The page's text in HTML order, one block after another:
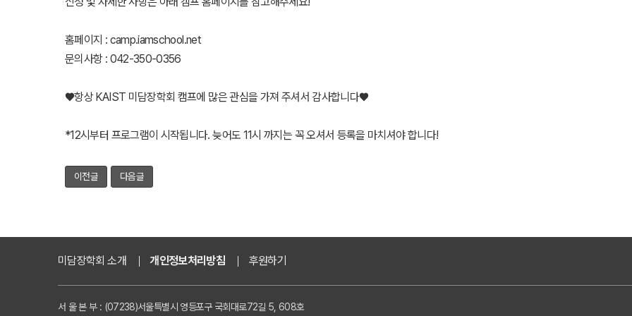
홈페이지 : camp.iamschool.net
문의사항 : 042-350-0356
♥항상 KAIST 미담장학회 캠프에 많은 관심을 가져 주셔서 감사합니다♥
*12시부터 프로그램이 시작됩니다. 늦어도 11시 까지는 꼭 오셔서 등록을 마치셔야 합니다!
이전글 다음글
미담장학회 소개 개인정보처리방침 후원하기
서 울 본 부 : (07238)서울특별시 영등포구 국회대로72길 5, 608호